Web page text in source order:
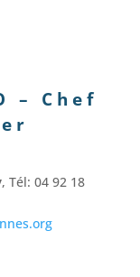
– Chef
, Tél: 04 92 18